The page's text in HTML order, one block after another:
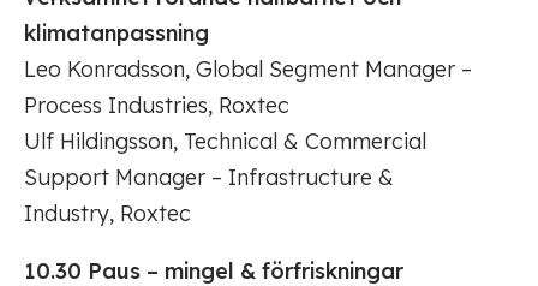
klimatanpassning
Leo Konradsson, Global Segment Manager –
Process Industries, Roxtec
Ulf Hildingsson, Technical & Commercial
Support Manager – Infrastructure &
Industry, Roxtec
10.30 Paus – mingel & förfriskningar